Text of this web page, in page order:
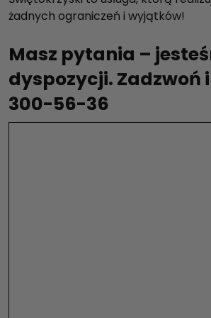
żadnych ograniczeń i wyjątków!
Masz pytania –
dyspozycji. Zadzwoń
300-56-36